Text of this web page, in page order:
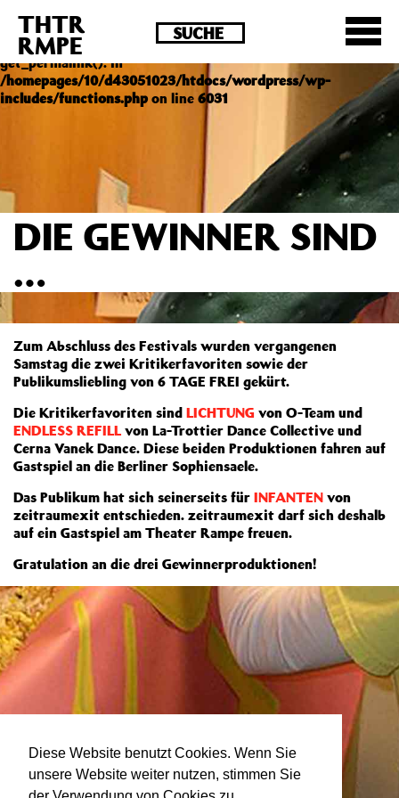
Diese Website benutzt Cookies. Wenn Sie
unsere Website weiter nutzen, stimmen Sie
Deprecated : Die Funktion post_permalink ist seit
Version 4.4.0 veraltet! Verwende stattdessen
get_permalink(). in
/homepages/10/d43051023/htdocs/wordpress/wp-
includes/functions.phpon line 6031
THTR
RMPE
DIE GEWINNER SIND
…
Zum Abschluss des Festivals wurden vergangenen
Samstag die zwei Kritikerfavoriten sowie der
Publikumsliebling von 6 TAGE FREI gekürt.
Die Kritikerfavoriten sind LICHTUNG von O-Team und
ENDLESS REFILL von La-Trottier Dance Collective und
Cerna Vanek Dance. Diese beiden Produktionen fahren auf
Gastspiel an die Berliner Sophiensaele.
Das Publikum hat sich seinerseits für INFANTEN von
zeitraumexit entschieden. zeitraumexit darf sich deshalb
auf ein Gastspiel am Theater Rampe freuen.
Gratulation an die drei Gewinnerproduktionen!